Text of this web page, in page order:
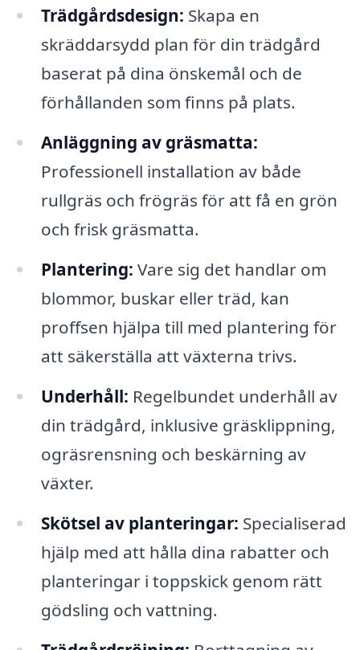
Trädgårdsdesign: Skapa en
skräddarsydd plan för din trädgård
baserat på dina önskemål och de
förhållanden som finns på plats.
Anläggning av gräsmatta:
Professionell installation av både
rullgräs och frögräs för att få en grön
och frisk gräsmatta.
Plantering: Vare sig det handlar om
blommor, buskar eller träd, kan
proffsen hjälpa till med plantering för
att säkerställa att växterna trivs.
Underhåll: Regelbundet underhåll av
din trädgård, inklusive gräsklippning,
ogräsrensning och beskärning av
växter.
Skötsel av planteringar: Specialiserad
hjälp med att hålla dina rabatter och
planteringar i toppskick genom rätt
gödsling och vattning.